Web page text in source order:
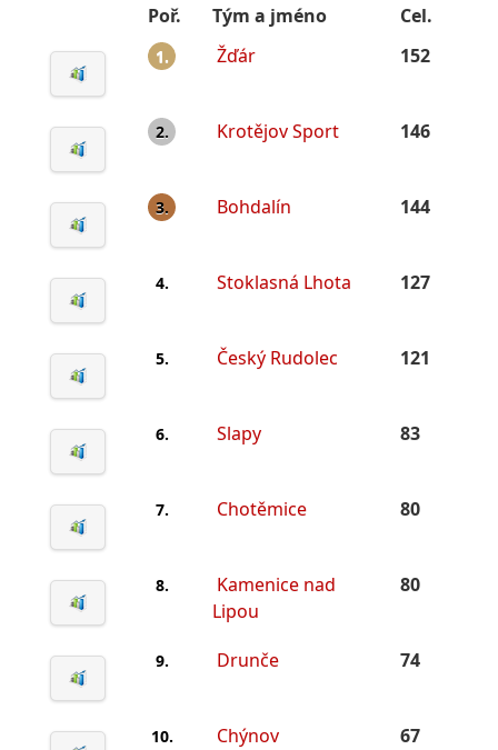
Poř. Tým a jméno Cel.
1. Žďár 152
2. Krotějov Sport 146
3. Bohdalín 144
4. Stoklasná Lhota 127
5. Český Rudolec 121
6. Slapy 83
7. Chotěmice 80
8.
Kamenice nad
Lipou
80
9. Drunče 74
10. Chýnov 67